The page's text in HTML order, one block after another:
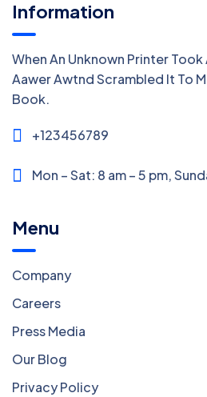
Information
When An Unknown Printer Took
Aawer Awtnd Scrambled It To
Book.
+123456789
Mon – Sat: 8 am – 5 pm,
Menu
Company
Careers
Press Media
Our Blog
Privacy Policy